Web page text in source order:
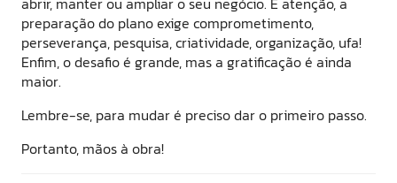
preparação do plano exige comprometimento,
perseverança, pesquisa, criatividade, organização, ufa!
Enfim, o desafio é grande, mas a gratificação é ainda
maior.
Lembre-se, para mudar é preciso dar o primeiro passo.
Portanto, mãos à obra!